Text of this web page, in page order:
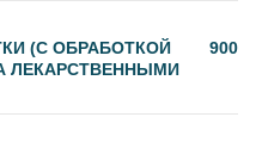
(С ОБРАБОТКОЙ
ЛЕКАРСТВЕННЫМИ
900